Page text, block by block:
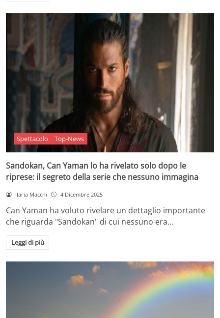
Spettacolo Top-News
Sandokan, Can Yaman lo ha rivelato solo dopo le
riprese: il segreto della serie che nessuno immagina
Ilaria Macchi 4 Dicembre 2025
Can Yaman ha voluto rivelare un dettaglio importante
che riguarda "Sandokan" di cui nessuno era…
Leggi di più